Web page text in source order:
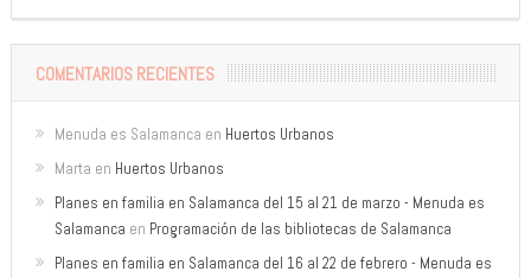
COMENTARIOS RECIENTES
Menuda es Salamanca en Huertos Urbanos
Marta en Huertos Urbanos
Planes en familia en Salamanca del 15 al 21 de marzo - Menuda es
Salamanca en Programación de las bibliotecas de Salamanca
Planes en familia en Salamanca del 16 al 22 de febrero - Menuda es